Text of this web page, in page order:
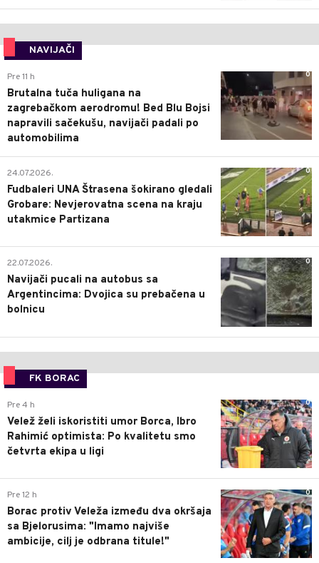
NAVIJAČI
0
Pre 11 h
Brutalna tuča huligana na
zagrebačkom aerodromu! Bed Blu Bojsi
napravili sačekušu, navijači padali po
automobilima
0
24.07.2026.
Fudbaleri UNA Štrasena šokirano gledali
Grobare: Nevjerovatna scena na kraju
utakmice Partizana
0
22.07.2026.
Navijači pucali na autobus sa
Argentincima: Dvojica su prebačena u
bolnicu
FK BORAC
0
Pre 4 h
Velež želi iskoristiti umor Borca, Ibro
Rahimić optimista: Po kvalitetu smo
četvrta ekipa u ligi
0
Pre 12 h
Borac protiv Veleža između dva okršaja
sa Bjelorusima: "Imamo najviše
ambicije, cilj je odbrana titule!"